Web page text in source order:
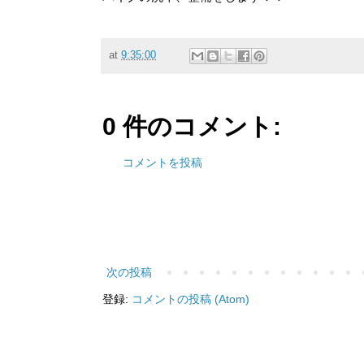
at 9:35:00
0 件のコメント:
コメントを投稿
次の投稿
登録: コメントの投稿 (Atom)